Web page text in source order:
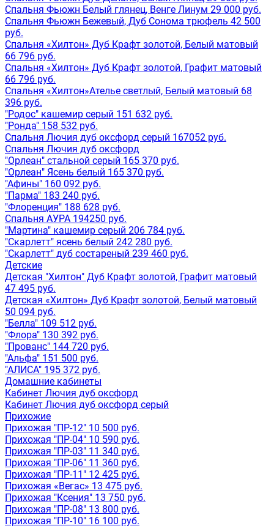
Спальня Фьюжн Белый глянец, Венге Линум 29 000 руб.
Спальня Фьюжн Бежевый, Дуб Сонома трюфель 42 500
руб.
Спальня «Хилтон» Дуб Крафт золотой, Белый матовый
66 796 руб.
Спальня «Хилтон» Дуб Крафт золотой, Графит матовый
66 796 руб.
Спальня «Хилтон»Ателье светлый, Белый матовый 68
396 руб.
"Родос" кашемир серый 151 632 руб.
"Ронда" 158 532 руб.
Спальня Лючия дуб оксфорд серый 167052 руб.
Спальня Лючия дуб оксфорд
"Орлеан" стальной серый 165 370 руб.
"Орлеан" Ясень белый 165 370 руб.
"Афины" 160 092 руб.
"Парма" 183 240 руб.
"Флоренция" 188 628 руб.
Спальня АУРА 194250 руб.
"Мартина" кашемир серый 206 784 руб.
"Скарлетт" ясень белый 242 280 руб.
"Скарлетт" дуб состареный 239 460 руб.
Детские
Детская "Хилтон" Дуб Крафт золотой, Графит матовый
47 495 руб.
Детская «Хилтон» Дуб Крафт золотой, Белый матовый
50 094 руб.
"Белла" 109 512 руб.
"Флора" 130 392 руб.
"Прованс" 144 720 руб.
"Альфа" 151 500 руб.
"АЛИСА" 195 372 руб.
Домашние кабинеты
Кабинет Лючия дуб оксфорд
Кабинет Лючия дуб оксфорд серый
Прихожие
Прихожая "ПР-12" 10 500 руб.
Прихожая "ПР-04" 10 590 руб.
Прихожая "ПР-03" 11 340 руб.
Прихожая "ПР-06" 11 360 руб.
Прихожая "ПР-11" 12 425 руб.
Прихожая «Вегас» 13 475 руб.
Прихожая "Ксения" 13 750 руб.
Прихожая "ПР-08" 13 800 руб.
Прихожая "ПР-10" 16 100 руб.